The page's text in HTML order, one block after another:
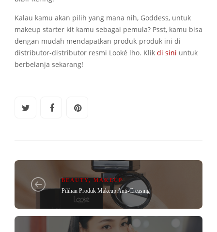
Kalau kamu akan pilih yang mana nih, Goddess, untuk
makeup starter kit kamu sebagai pemula? Psst, kamu bisa
dengan mudah mendapatkan produk-produk ini di
distributor-distributor resmi Looké lho. Klik di sini untuk
berbelanja sekarang!
BEAUTY, MAKEUP
Pilihan Produk Makeup Anti-Creasing